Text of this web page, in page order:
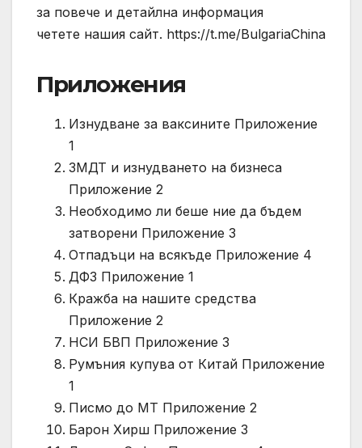
за повече и детайлна информация
четете нашия сайт. https://t.me/BulgariaChina
Приложения
Изнудване за ваксините Приложение
1
ЗМДТ и изнудването на бизнеса
Приложение 2
Необходимо ли беше ние да бъдем
затворени Приложение 3
Отпадъци на всякъде Приложение 4
ДФЗ Приложение 1
Кражба на нашите средства
Приложение 2
НСИ БВП Приложение 3
Румъния купува от Китай Приложение
1
Писмо до МТ Приложение 2
Барон Хирш Приложение 3